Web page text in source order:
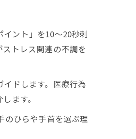
ント」を10〜20秒刺
トレス関連の不調を
ドします。医療行為
ます。
のひらや手首を選ぶ理